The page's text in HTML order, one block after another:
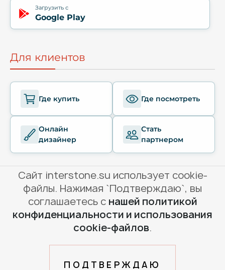
Загрузить с
Google Play
Для клиентов
Где купить Где посмотреть
Онлайн
дизайнер
Стать
партнером
© Interstone, 2010-2026
Условия использования сайта
Политика конфиденциальности
Создание и продвижение сайта
Сайт interstone.su использует cookie-
файлы. Нажимая `Подтверждаю`, вы
соглашаетесь с нашей политикой
конфиденциальности и использования
cookie-файлов.
ПОДТВЕРЖДАЮ